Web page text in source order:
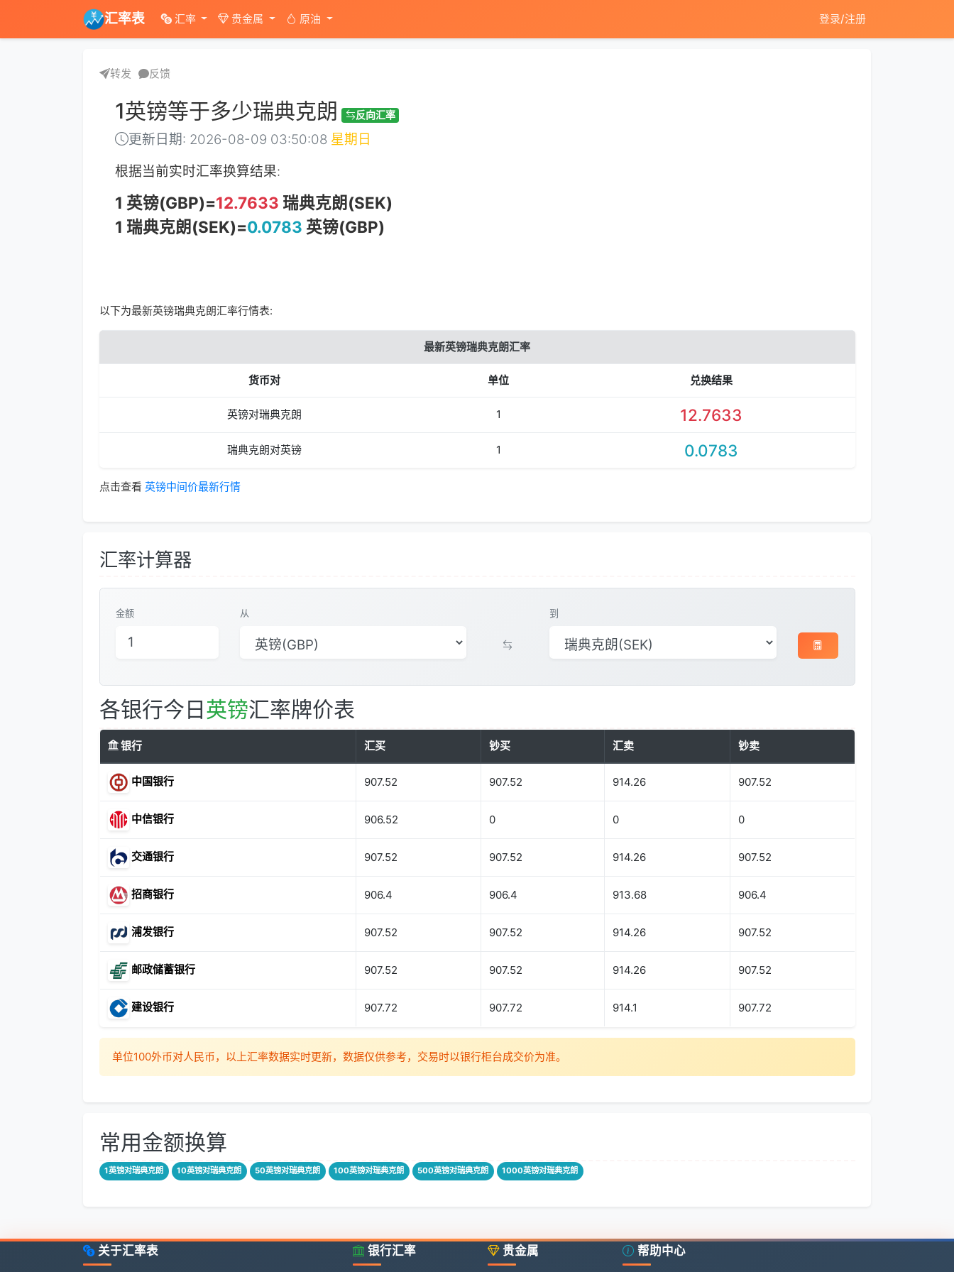
汇率表 汇率 贵金属 原油 登录/注册
转发 反馈
1英镑等于多少瑞典克朗 反向汇率
更新日期: 2026-08-09 03:50:08 星期日
根据当前实时汇率换算结果:
1 英镑(GBP)=12.7633 瑞典克朗(SEK)
1 瑞典克朗(SEK)=0.0783 英镑(GBP)
以下为最新英镑瑞典克朗汇率行情表:
最新英镑瑞典克朗汇率
货币对 单位 兑换结果
英镑对瑞典克朗 1 12.7633
瑞典克朗对英镑 1 0.0783
点击查看 英镑中间价最新行情
汇率计算器
金额 从 到
各银行今日英镑汇率牌价表
银行 汇买 钞买 汇卖 钞卖
中国银行 907.52 907.52 914.26 907.52
中信银行 906.52 0 0 0
交通银行 907.52 907.52 914.26 907.52
招商银行 906.4 906.4 913.68 906.4
浦发银行 907.52 907.52 914.26 907.52
邮政储蓄银行 907.52 907.52 914.26 907.52
建设银行 907.72 907.72 914.1 907.72
单位100外币对人民币，以上汇率数据实时更新，数据仅供参考，交易时以银行柜台成交价为准。
常用金额换算
1英镑对瑞典克朗 10英镑对瑞典克朗 50英镑对瑞典克朗 100英镑对瑞典克朗 500英镑对瑞典克朗 1000英镑对瑞典克朗
关于汇率表 银行汇率 贵金属 帮助中心